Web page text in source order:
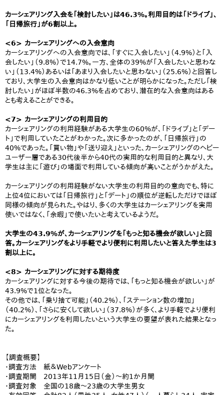
カーシェアリング入会を「検討したい」は46.3%。利用目的は「ドライブ」、
「日帰旅行」が6割以上。
<6> カーシェアリングへの入会意向
カーシェアリングへの入会意向では、「すぐに入会したい」（4.9%）と「入
会したい」（9.8%）で14.7%。一方、全体の39%が「入会したいと思わな
い」（13.4%）あるいは「あまり入会したいと思わない」（25.6%）と回答し
ており、大学生の入会意向はかなり低いことが明らかになった。ただし「検
討したい」がほぼ半数の46.3%を占めており、潜在的な入会意向はある
とも考えることができる。
<7> カーシェアリングの利用目的
カーシェアリングの利用経験がある大学生の60%が、「ドライブ」と「デー
ト」で利用していたことがわかった。次に多かったのが、「日帰旅行」の
40%であった。「買い物」や「送り迎え」といった、カーシェアリングのヘビー
ユーザー層である30代後半から40代の実用的な利用目的と異なり、大
学生は主に「遊び」の場面で利用している傾向が高いことがうかがえた。
カーシェアリングの利用経験がない大学生の利用目的の意向でも、特に
上位4位においては「日帰旅行」と「デート」の順位が逆転しただけでほぼ
同様の傾向が見られた。やはり、多くの大学生はカーシェアリングを実用
使いではなく、「余暇」で使いたいと考えているようだ。
大学生の43.9%が、カーシェアリングを「もっと知る機会が欲しい」と回
答。カーシェアリングをより手軽でより便利に利用したいと答えた学生は3
割以上に。
<8> カーシェアリングに対する期待度
カーシェアリングに対する今後の期待では、「もっと知る機会が欲しい」が
43.9%で1位となった。
その他では、「乗り捨て可能」（40.2%）、「ステーション数の増加」
（40.2%）、「さらに安くして欲しい」（37.8%）が多く、より手軽でより便利
にカーシェアリングを利用したいという大学生の要望が表れた結果となっ
た。
【調査概要】
・調査方法 紙＆Webアンケート
・調査期間 2013年11月15日（金）～約1か月間
・調査対象 全国の18歳～23歳の大学生男女